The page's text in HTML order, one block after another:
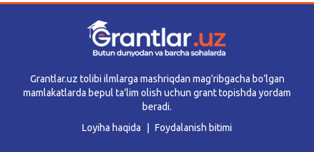
Grantlar.uz tolibi ilmlarga mashriqdan mag’ribgacha bo’lgan
mamlakatlarda bepul ta’lim olish uchun grant topishda yordam
beradi.
Loyiha haqida
Foydalanish bitimi